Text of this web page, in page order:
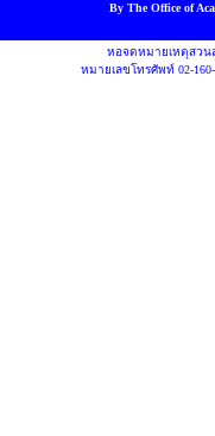
By The Office of
หอจดหมายเหตุสว
หมายเลขโทรศัพท์ 02-160-